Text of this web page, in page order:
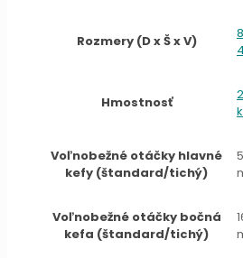
Rozmery (D x Š x V)
Hmostnosť
Voľnobežné otáčky hlavné
kefy (štandard/tichý)
Voľnobežné otáčky bočná
kefa (štandard/tichý)